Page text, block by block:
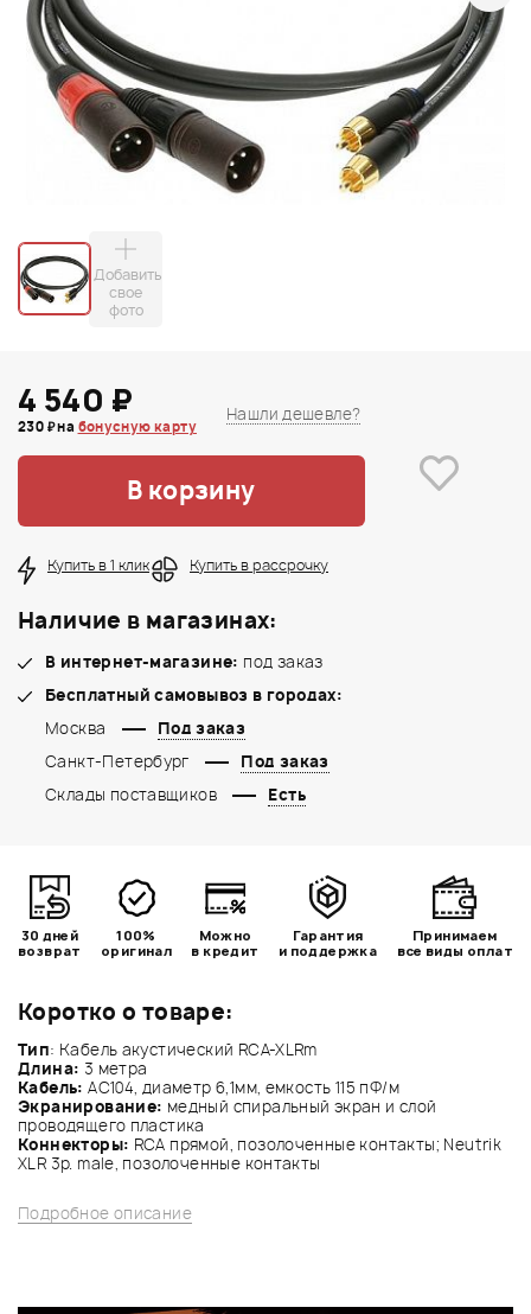
Добавить
свое
фото
Коротко о товаре:
Тип: Кабель акустический RCA-XLRm
Длина: 3 метра
Кабель:AC104, диаметр 6,1мм, емкость 115 пФ/м
Экранирование: медный спиральный экран и слой
проводящего пластика
Коннекторы: RCA прямой, позолоченные контакты; Neutrik
XLR 3p. male, позолоченные контакты
Подробное описание
4 540 ₽
230 ₽ на бонусную карту
Нашли дешевле?
В корзину
Купить в 1 клик Купить в рассрочку
Наличие в магазинах:
В интернет-магазине: под заказ
Бесплатный самовывоз в городах:
Москва
Под заказ
Санкт-Петербург
Под заказ
Склады поставщиков
Есть
30 дней
возврат
100%
оригинал
Можно
в кредит
Гарантия
и поддержка
Принимаем
все виды оплат